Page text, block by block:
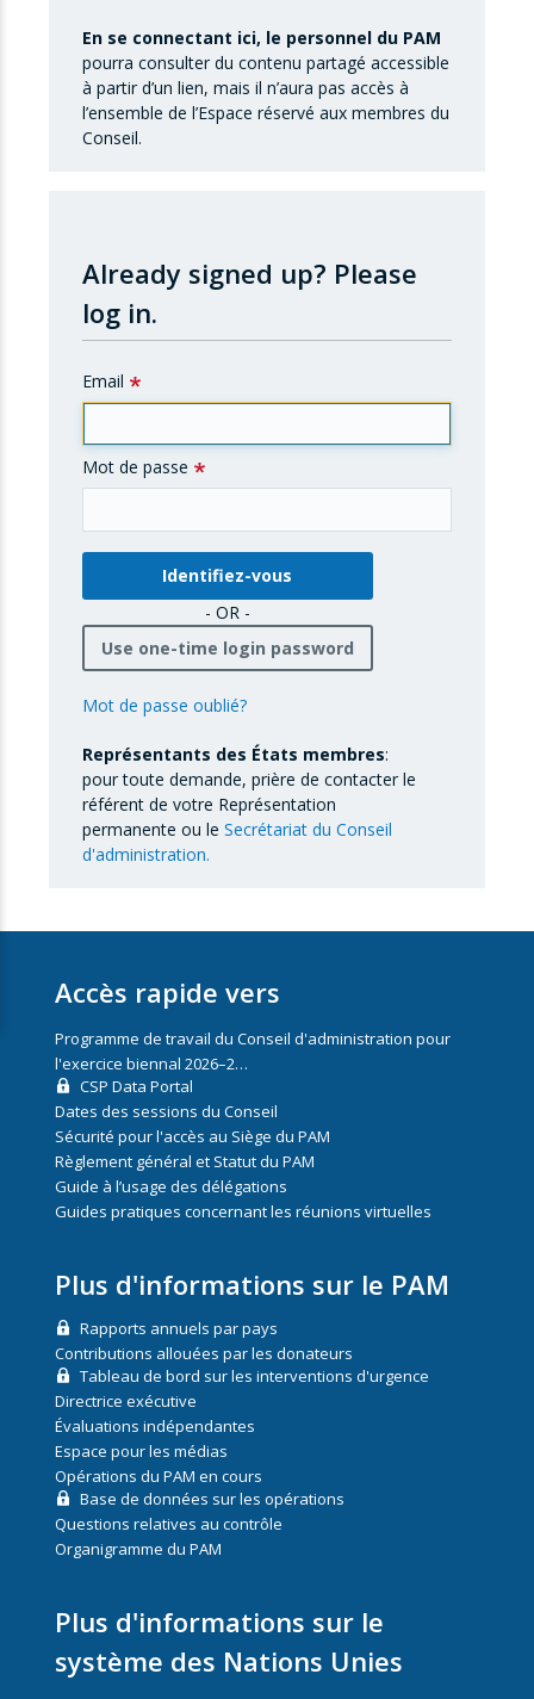
En se connectant ici, le personnel du PAM
pourra consulter du contenu partagé accessible
à partir d’un lien, mais il n’aura pas accès à
l’ensemble de l’Espace réservé aux membres du
Conseil.
Already signed up? Please
log in.
Email
Mot de passe
- OR -
Use one-time login password
Mot de passe oublié?
Représentants des États membres:
pour toute demande, prière de contacter le
référent de votre Représentation
permanente ou le Secrétariat du Conseil
d'administration.
Accès rapide vers
Programme de travail du Conseil d'administration pour
l'exercice biennal 2026–2…
CSP Data Portal
Dates des sessions du Conseil
Sécurité pour l'accès au Siège du PAM
Règlement général et Statut du PAM
Guide à l’usage des délégations
Guides pratiques concernant les réunions virtuelles
Plus d'informations sur le PAM
Rapports annuels par pays
Contributions allouées par les donateurs
Tableau de bord sur les interventions d'urgence
Directrice exécutive
Évaluations indépendantes
Espace pour les médias
Opérations du PAM en cours
Base de données sur les opérations
Questions relatives au contrôle
Organigramme du PAM
Plus d'informations sur le
système des Nations Unies